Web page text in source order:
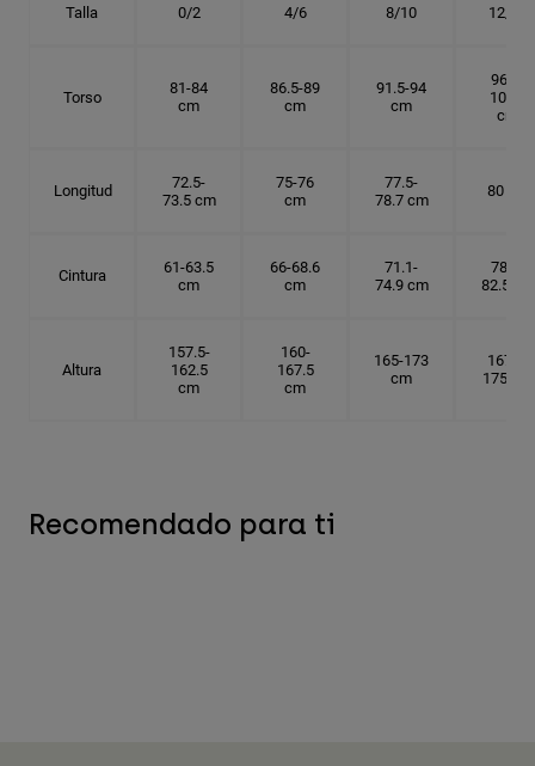
Talla 0/2 4/6 8/10 12/14
Torso
81-84
cm
86.5-89
cm
91.5-94
cm
96.5-
101.5
cm
Longitud
72.5-
73.5 cm
75-76
cm
77.5-
78.7 cm
80 cm
Cintura
61-63.5
cm
66-68.6
cm
71.1-
74.9 cm
78.7-
82.5 cm
Altura
157.5-
162.5
cm
160-
167.5
cm
165-173
cm
167.5-
175 cm
Recomendado para ti